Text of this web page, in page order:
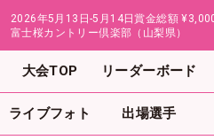
2026年5月13日-5月14日賞金総額
富士桜カントリー倶楽部（山梨県）
大会TOP リーダーボード
ライブフォト 出場選手